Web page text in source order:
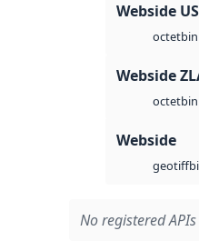
Webside
octetbin
Webside
octetbin
Webside
geotiff
No registered